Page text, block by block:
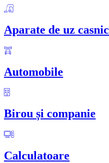
Aparate de uz casnic
Automobile
Birou și companie
Calculatoare